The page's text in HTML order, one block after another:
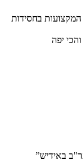
המקצועות בחסידות
יפה